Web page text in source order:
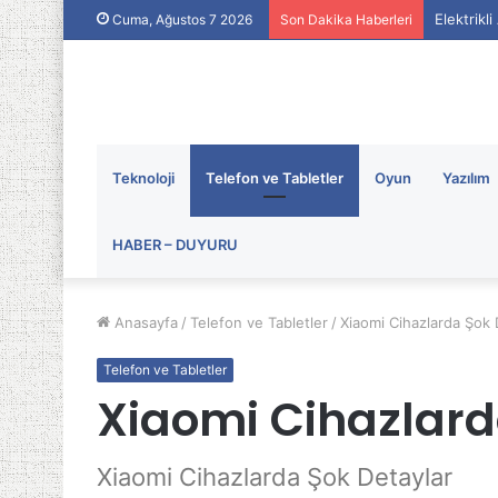
Cuma, Ağustos 7 2026 Son Dakika Haberleri Elektrikli
Teknoloji Telefon ve Tabletler Oyun Yazılım
HABER – DUYURU
Anasayfa / Telefon ve Tabletler / Xiaomi Cihazlarda Şok
Telefon ve Tabletler
Xiaomi
Xiaomi Cihazlarda Şok Detaylar